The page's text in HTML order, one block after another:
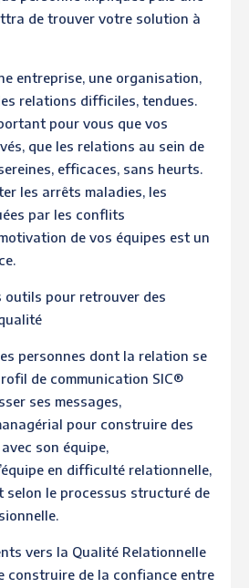
de trouver votre solution à
entreprise, une organisation,
relations difficiles, tendues.
pour vous que vos
que les relations au sein de
efficaces, sans heurts.
les arrêts maladies, les
par les conflits
de vos équipes est un
outils pour retrouver des
personnes dont la relation se
de communication SIC®
ses messages,
pour construire des
son équipe,
en difficulté relationnelle,
le processus structuré de
vers la Qualité Relationnelle
construire de la confiance entre